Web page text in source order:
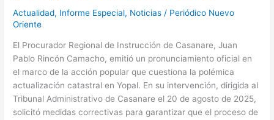
Actualidad, Informe Especial, Noticias / Periódico Nuevo
Oriente
El Procurador Regional de Instrucción de Casanare, Juan
Pablo Rincón Camacho, emitió un pronunciamiento oficial en
el marco de la acción popular que cuestiona la polémica
actualización catastral en Yopal. En su intervención, dirigida al
Tribunal Administrativo de Casanare el 20 de agosto de 2025,
solicitó medidas correctivas para garantizar que el proceso de